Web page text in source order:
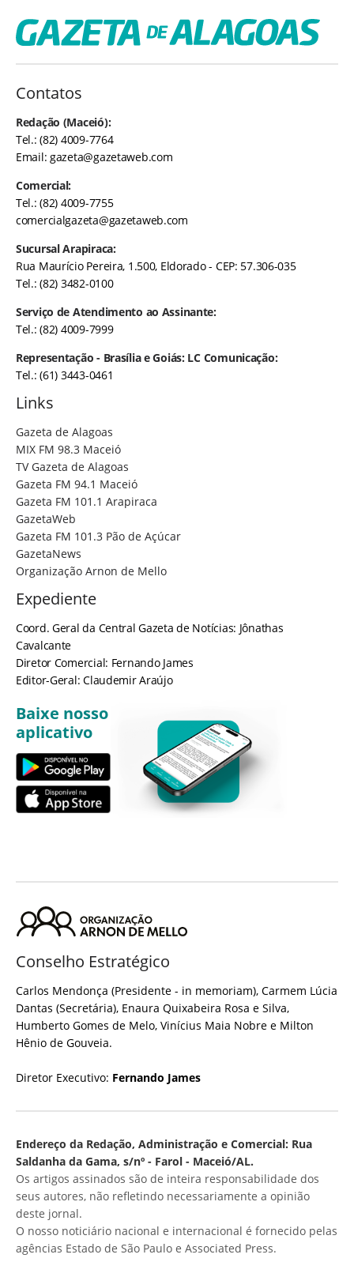
Contatos
Redação (Maceió):
Tel.: (82) 4009-7764
Email:gazeta@gazetaweb.com
Comercial:
Tel.: (82) 4009-7755
comercialgazeta@gazetaweb.com
Sucursal Arapiraca:
Rua Maurício Pereira, 1.500, Eldorado - CEP: 57.306-035
Tel.: (82) 3482-0100
Serviço de Atendimento ao Assinante:
Tel.: (82) 4009-7999
Representação - Brasília e Goiás: LC Comunicação:
Tel.: (61) 3443-0461
Links
Gazeta de Alagoas
MIX FM 98.3 Maceió
TV Gazeta de Alagoas
Gazeta FM 94.1 Maceió
Gazeta FM 101.1 Arapiraca
GazetaWeb
Gazeta FM 101.3 Pão de Açúcar
GazetaNews
Organização Arnon de Mello
Expediente
Coord. Geral da Central Gazeta de Notícias: Jônathas
Cavalcante
Diretor Comercial: Fernando James
Editor-Geral: Claudemir Araújo
Baixe nosso
aplicativo
Conselho Estratégico
Carlos Mendonça (Presidente - in memoriam), Carmem Lúcia
Dantas (Secretária), Enaura Quixabeira Rosa e Silva,
Humberto Gomes de Melo, Vinícius Maia Nobre e Milton
Hênio de Gouveia.
Diretor Executivo: Fernando James
Endereço da Redação, Administração e Comercial: Rua
Saldanha da Gama, s/nº - Farol - Maceió/AL.
Os artigos assinados são de inteira responsabilidade dos
seus autores, não refletindo necessariamente a opinião
deste jornal.
O nosso noticiário nacional e internacional é fornecido pelas
agências Estado de São Paulo e Associated Press.